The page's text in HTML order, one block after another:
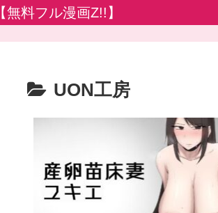
【無料フル漫画Z!!】
UON工房